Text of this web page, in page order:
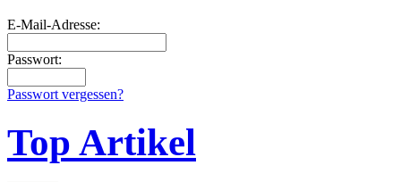
E-Mail-Adresse:
Passwort:
Passwort vergessen?
Top Artikel